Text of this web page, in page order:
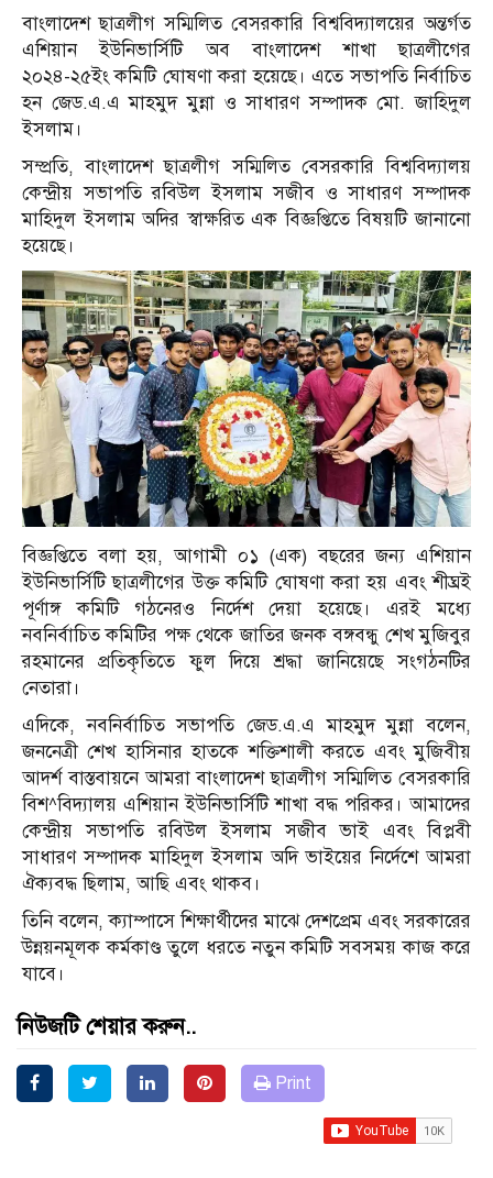
বাংলাদেশ ছাত্রলীগ সম্মিলিত বেসরকারি বিশ্ববিদ্যালয়ের অন্তর্গত
এশিয়ান ইউনিভার্সিটি অব বাংলাদেশ শাখা ছাত্রলীগের
২০২৪-২৫ইং কমিটি ঘোষণা করা হয়েছে। এতে সভাপতি নির্বাচিত
হন জেড.এ.এ মাহমুদ মুন্না ও সাধারণ সম্পাদক মো. জাহিদুল
ইসলাম।
সম্প্রতি, বাংলাদেশ ছাত্রলীগ সম্মিলিত বেসরকারি বিশ্ববিদ্যালয়
কেন্দ্রীয় সভাপতি রবিউল ইসলাম সজীব ও সাধারণ সম্পাদক
মাহিদুল ইসলাম অদির স্বাক্ষরিত এক বিজ্ঞপ্তিতে বিষয়টি জানানো
হয়েছে।
বিজ্ঞপ্তিতে বলা হয়, আগামী ০১ (এক) বছরের জন্য এশিয়ান
ইউনিভার্সিটি ছাত্রলীগের উক্ত কমিটি ঘোষণা করা হয় এবং শীঘ্রই
পূর্ণাঙ্গ কমিটি গঠনেরও নির্দেশ দেয়া হয়েছে। এরই মধ্যে
নবনির্বাচিত কমিটির পক্ষ থেকে জাতির জনক বঙ্গবন্ধু শেখ মুজিবুর
রহমানের প্রতিকৃতিতে ফুল দিয়ে শ্রদ্ধা জানিয়েছে সংগঠনটির
নেতারা।
এদিকে, নবনির্বাচিত সভাপতি জেড.এ.এ মাহমুদ মুন্না বলেন,
জননেত্রী শেখ হাসিনার হাতকে শক্তিশালী করতে এবং মুজিবীয়
আদর্শ বাস্তবায়নে আমরা বাংলাদেশ ছাত্রলীগ সম্মিলিত বেসরকারি
বিশ^বিদ্যালয় এশিয়ান ইউনিভার্সিটি শাখা বদ্ধ পরিকর। আমাদের
কেন্দ্রীয় সভাপতি রবিউল ইসলাম সজীব ভাই এবং বিপ্লবী
সাধারণ সম্পাদক মাহিদুল ইসলাম অদি ভাইয়ের নির্দেশে আমরা
ঐক্যবদ্ধ ছিলাম, আছি এবং থাকব।
তিনি বলেন, ক্যাম্পাসে শিক্ষার্থীদের মাঝে দেশপ্রেম এবং সরকারের
উন্নয়নমূলক কর্মকাণ্ড তুলে ধরতে নতুন কমিটি সবসময় কাজ করে
যাবে।
নিউজটি শেয়ার করুন..
Print